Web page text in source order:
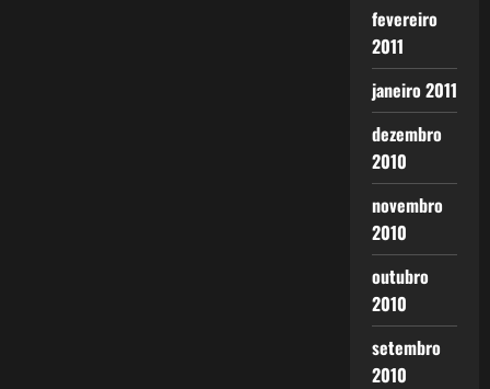
fevereiro
2011
janeiro 2011
dezembro
2010
novembro
2010
outubro
2010
setembro
2010